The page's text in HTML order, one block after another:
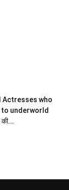
Actresses who
underworld